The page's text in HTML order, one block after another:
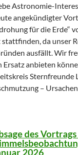
Astronomie-
angekündigter
für die Erde“
da unser
ausfällt. Wir
Ersatz anbieten
Sternfreunde
–
06.03.2026
des
2026